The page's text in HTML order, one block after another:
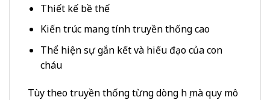
Thiết kế bề thế
Kiến trúc mang tính truyền thống cao
Thể hiện sự gắn kết và hiếu đạo của con
cháu
Tùy theo truyền thống từng dòng họ mà quy mô